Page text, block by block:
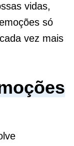
vidas,
só
vez mais